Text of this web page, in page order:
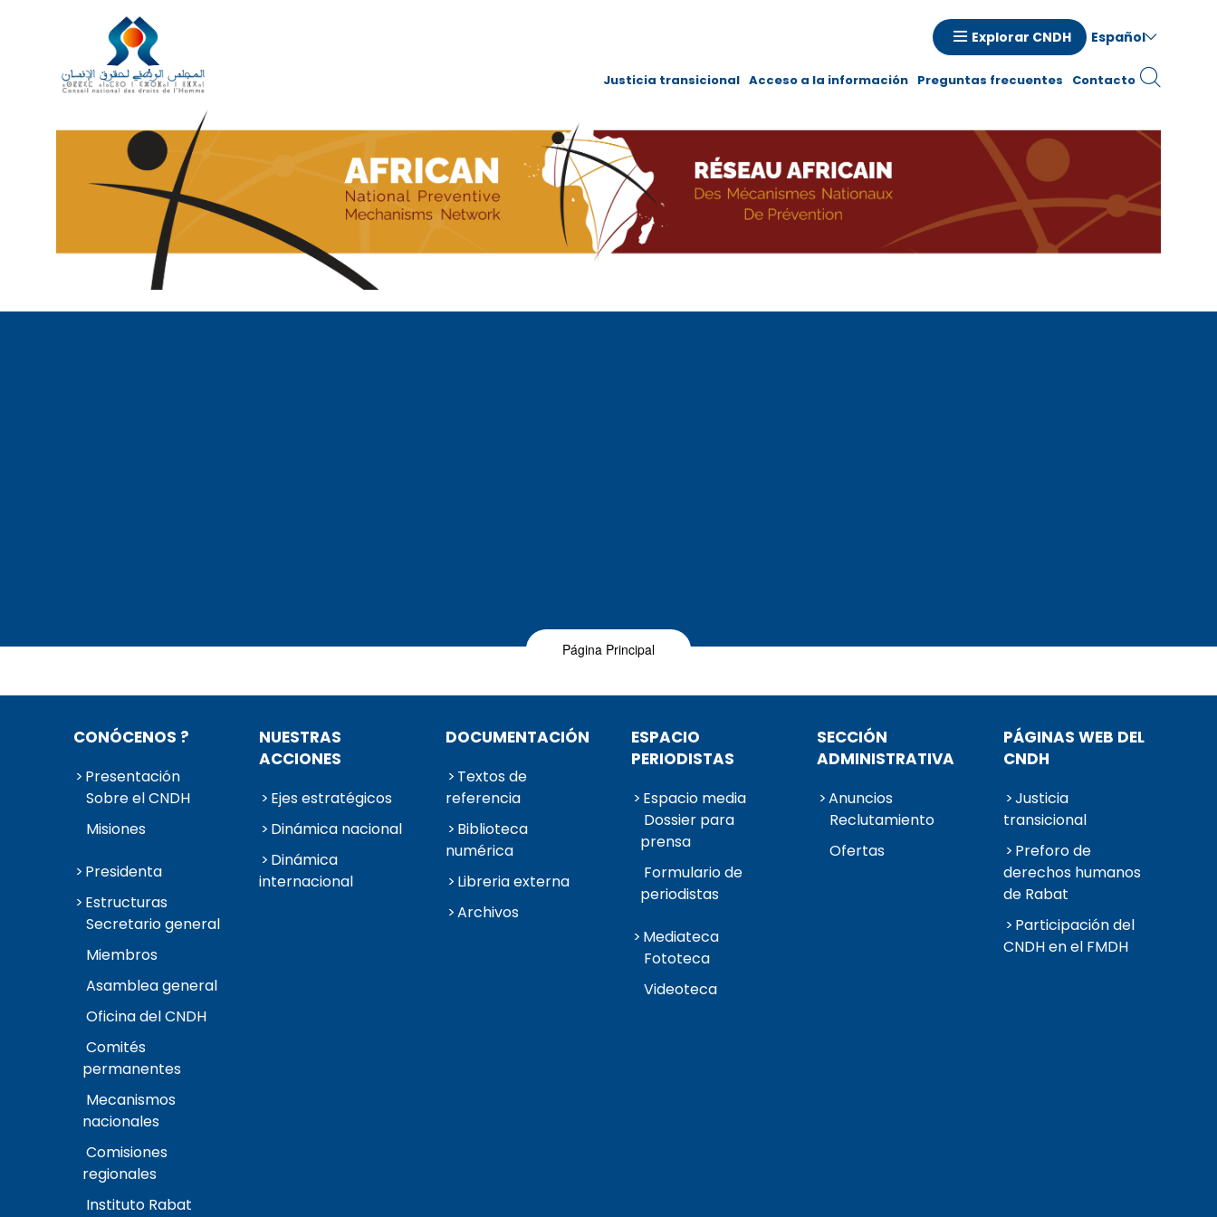
main
content
Explorar CNDH Español
Navigation
Justicia transicional Acceso a la información Preguntas frecuentes Contacto
Página Principal
CONÓCENOS ?
Presentación
Sobre el CNDH
Misiones
Presidenta
Estructuras
Secretario general
Miembros
Asamblea general
Oficina del CNDH
Comités
permanentes
Mecanismos
nacionales
Comisiones
regionales
Instituto Rabat
NUESTRAS
ACCIONES
Ejes estratégicos
Dinámica nacional
Dinámica
internacional
DOCUMENTACIÓN
Textos de
referencia
Biblioteca
numérica
Libreria externa
Archivos
ESPACIO
PERIODISTAS
Espacio media
Dossier para
prensa
Formulario de
periodistas
Mediateca
Fototeca
Videoteca
SECCIÓN
ADMINISTRATIVA
Anuncios
Reclutamiento
Ofertas
PÁGINAS WEB DEL
CNDH
Justicia
transicional
Preforo de
derechos humanos
de Rabat
Participación del
CNDH en el FMDH